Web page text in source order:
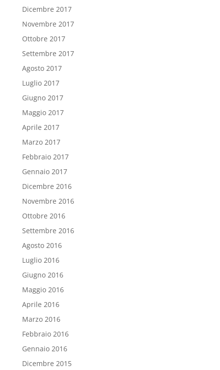
Dicembre 2017
Novembre 2017
Ottobre 2017
Settembre 2017
Agosto 2017
Luglio 2017
Giugno 2017
Maggio 2017
Aprile 2017
Marzo 2017
Febbraio 2017
Gennaio 2017
Dicembre 2016
Novembre 2016
Ottobre 2016
Settembre 2016
Agosto 2016
Luglio 2016
Giugno 2016
Maggio 2016
Aprile 2016
Marzo 2016
Febbraio 2016
Gennaio 2016
Dicembre 2015